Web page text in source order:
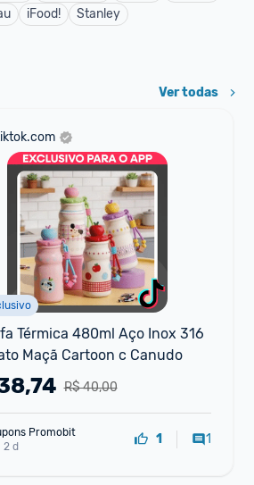
iFood! Stanley
Ver todas
Térmica 480ml Aço Inox 316
Maçã Cartoon c Canudo
R$ 40,00
Promobit
2 d
1 1